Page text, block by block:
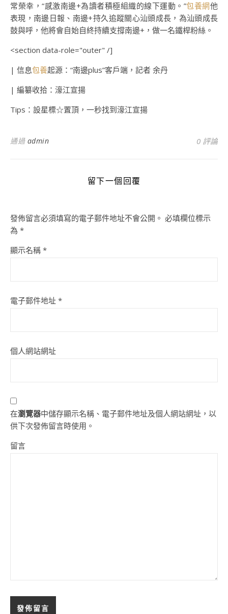
常榮幸，“感激南邊+為讀者積極組織的線下運動。”包養網他
表現，南邊日報、南邊+持久追蹤關心汕頭成長，為汕頭成長
鼓與呼，他將會自始自終持續支撐南邊+，做一名鐵桿粉絲。
<section data-role="outer" /]
| 信息包養起源：“南邊plus”客戶端，記者 余丹
| 編纂收拾：濠江宣揚
Tips：設星標☆置頂，一秒找到濠江宣揚
通過 admin 0 評論
留下一個回覆
發佈留言必須填寫的電子郵件地址不會公開。 必填欄位標示
為 *
顯示名稱 *
電子郵件地址 *
個人網站網址
在瀏覽器中儲存顯示名稱、電子郵件地址及個人網站網址，以
供下次發佈留言時使用。
留言